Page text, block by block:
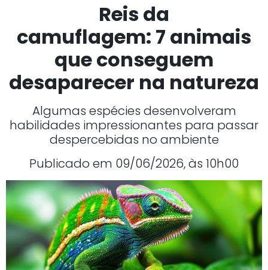
Reis da
camuflagem: 7 animais
que conseguem
desaparecer na natureza
Algumas espécies desenvolveram
habilidades impressionantes para passar
despercebidas no ambiente
Publicado em 09/06/2026, às 10h00